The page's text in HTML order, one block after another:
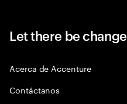
Let there be change
Acerca de Accenture
Contáctanos